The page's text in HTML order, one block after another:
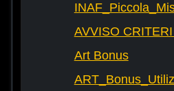
AVVISO
Art Bonus